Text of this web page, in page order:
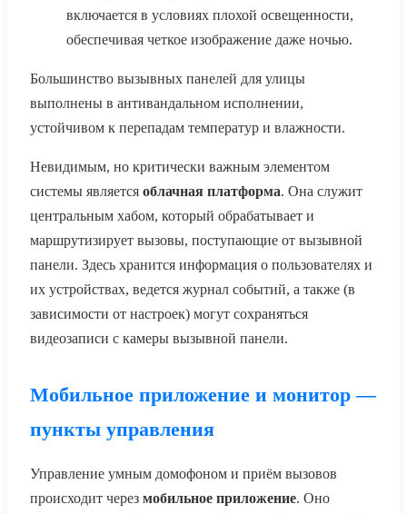
включается в условиях плохой освещенности,
обеспечивая четкое изображение даже ночью.
Большинство вызывных панелей для улицы
выполнены в антивандальном исполнении,
устойчивом к перепадам температур и влажности.
Невидимым, но критически важным элементом
системы является облачная платформа. Она служит
центральным хабом, который обрабатывает и
маршрутизирует вызовы, поступающие от вызывной
панели. Здесь хранится информация о пользователях и
их устройствах, ведется журнал событий, а также (в
зависимости от настроек) могут сохраняться
видеозаписи с камеры вызывной панели.
Мобильное приложение и монитор —
пункты управления
Управление умным домофоном и приём вызовов
происходит через мобильное приложение. Оно